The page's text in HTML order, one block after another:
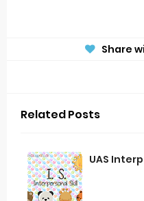
Belajar Dari Rumah
Jawaban ESPS
Belajar Dari Rumah
Share
Related Posts
UAS